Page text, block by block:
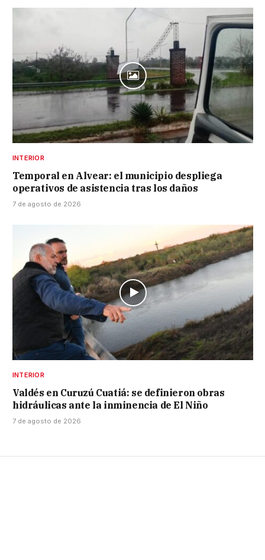
INTERIOR
Temporal en Alvear: el municipio despliega
operativos de asistencia tras los daños
7 de agosto de 2026
INTERIOR
Valdés en Curuzú Cuatiá: se definieron obras
hidráulicas ante la inminencia de El Niño
7 de agosto de 2026